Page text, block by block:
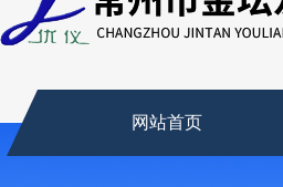
网站首页